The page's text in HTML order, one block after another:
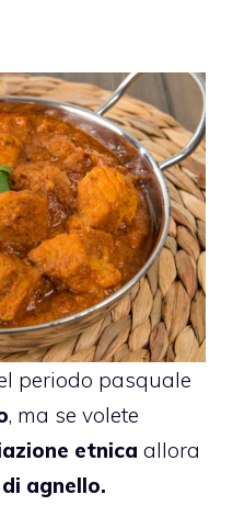
periodo pasquale
, ma se volete
etnica allora
agnello.